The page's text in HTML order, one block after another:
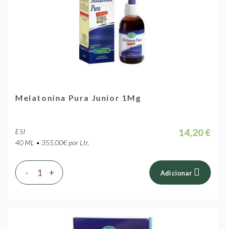
Melatonina Pura Junior 1Mg
ESI
40 ML • 355.00€ por Ltr.
14,20 €
+
- Adicionar